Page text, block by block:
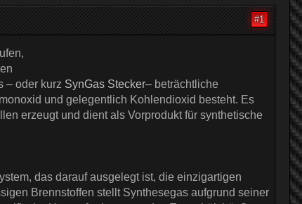
#1
– oder kurz SynGas Stecker– beträchtliche
und gelegentlich Kohlendioxid besteht. Es
erzeugt und dient als Vorprodukt für synthetische
das darauf ausgelegt ist, die einzigartigen
Brennstoffen stellt Synthesegas aufgrund seiner